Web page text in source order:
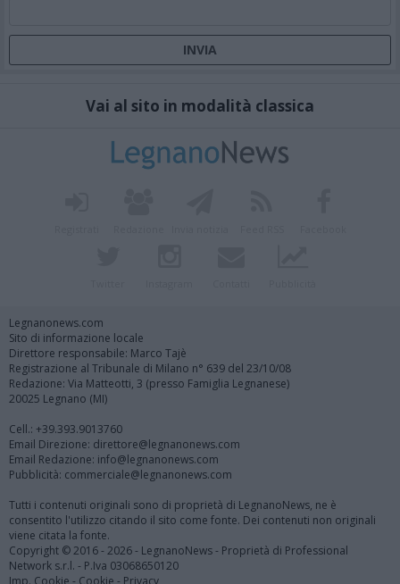
Vai al sito in modalità classica
Legnanonews.com
Sito di informazione locale
Direttore responsabile: Marco Tajè
Registrazione al Tribunale di Milano n° 639 del 23/10/08
Redazione: Via Matteotti, 3 (presso Famiglia Legnanese)
20025 Legnano (MI)
Cell.: +39.393.9013760
Email Direzione: direttore@legnanonews.com
Email Redazione: info@legnanonews.com
Pubblicità: commerciale@legnanonews.com
Tutti i contenuti originali sono di proprietà di LegnanoNews, ne è
consentito l'utilizzo citando il sito come fonte. Dei contenuti non originali
viene citata la fonte.
Copyright © 2016 - 2026 - LegnanoNews - Proprietà di Professional
Network s.r.l. - P.Iva 03068650120
Imp. Cookie - Cookie - Privacy